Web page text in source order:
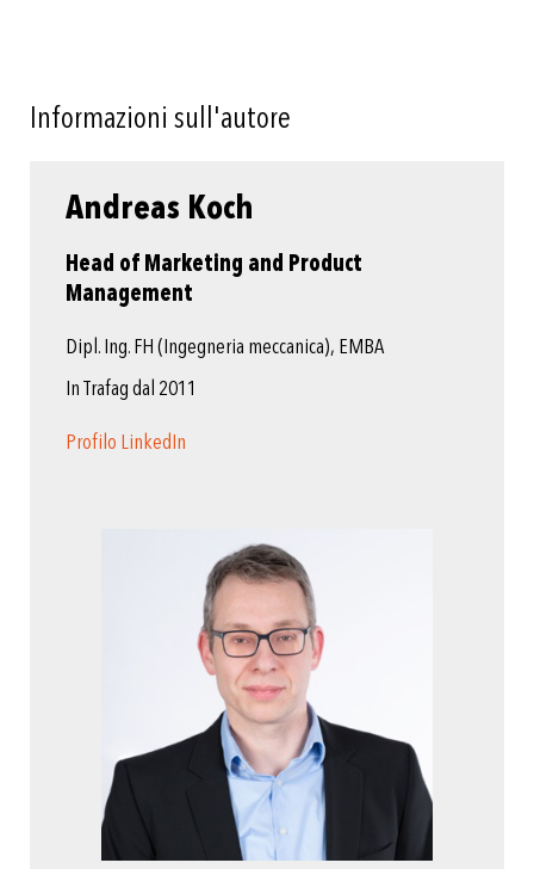
Informazioni sull'autore
Andreas Koch
Head of Marketing and Product
Management
Dipl. Ing. FH (Ingegneria meccanica), EMBA
In Trafag dal 2011
Profilo LinkedIn